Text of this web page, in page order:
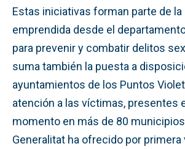
Estas iniciativas forman parte de la
emprendida desde el
para prevenir y combatir delitos
suma también la puesta a
ayuntamientos de los Puntos
atención a las víctimas, presentes
momento en más de 80
Generalitat ha ofrecido por